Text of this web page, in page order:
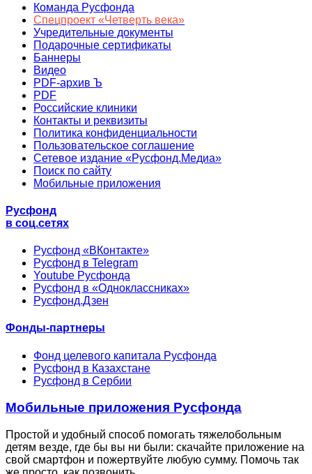
Команда Русфонда
Спецпроект «Четверть века»
Учредительные документы
Подарочные сертификаты
Баннеры
Видео
PDF-архив Ъ
PDF
Российские клиники
Контакты и реквизиты
Политика конфиденциальности
Пользовательское соглашение
Сетевое издание «Русфонд.Медиа»
Поиск по сайту
Мобильные приложения
Русфонд
в соц.сетях
Русфонд «ВКонтакте»
Русфонд в Telegram
Youtube Русфонда
Русфонд в «Одноклассниках»
Русфонд.Дзен
Фонды-партнеры
Фонд целевого капитала Русфонда
Русфонд в Казахстане
Русфонд в Сербии
Мобильные приложения Русфонда
Простой и удобный способ помогать тяжелобольным
детям везде, где бы вы ни были: скачайте приложение на
свой смартфон и пожертвуйте любую сумму. Помочь так